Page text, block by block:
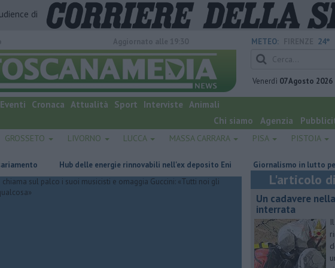
di
METEO: 24°
Venerdì 07 Agosto 2026
Eventi Cronaca Attualità Sport Interviste Animali
Chi siamo
Agenzia
GROSSETO LIVORNO LUCCA MASSA CARRARA PISA PISTOIA
Hub delle energie rinnovabili nell'ex deposito Eni Giornalismo in lutto per la
L'articolo
Un cadavere
interrata